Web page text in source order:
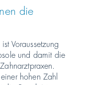
die
Voraussetzung
und damit die
hohen Zahl